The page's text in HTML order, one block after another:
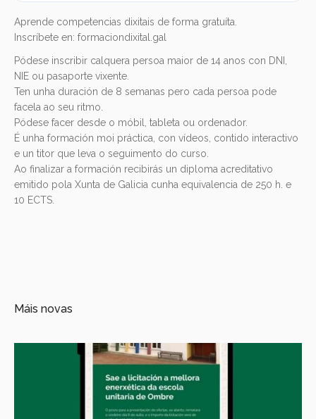
Aprende competencias dixitais de forma gratuíta.
Inscríbete en: formaciondixital.gal
Pódese inscribir calquera persoa maior de 14 anos con DNI,
NIE ou pasaporte vixente.
Ten unha duración de 8 semanas pero cada persoa pode
facela ao seu ritmo.
Pódese facer desde o móbil, tableta ou ordenador.
É unha formación moi práctica, con vídeos, contido interactivo
e un titor que leva o seguimento do curso.
Ao finalizar a formación recibirás un diploma acreditativo
emitido pola Xunta de Galicia cunha equivalencia de 250 h. e
10 ECTS.
Máis novas